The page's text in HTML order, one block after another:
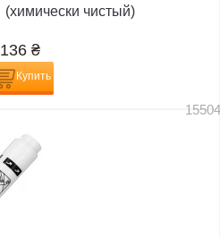
(химически чистый)
136 ₴
Купить